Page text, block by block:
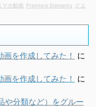
マホ動画 Premiere Elements
クエ
を作成してみた！
に
を作成してみた！
に
や分類など）をグルー